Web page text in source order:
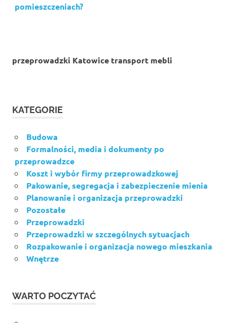
pomieszczeniach?
przeprowadzki Katowice transport mebli
KATEGORIE
Budowa
Formalności, media i dokumenty po
przeprowadzce
Koszt i wybór firmy przeprowadzkowej
Pakowanie, segregacja i zabezpieczenie mienia
Planowanie i organizacja przeprowadzki
Pozostałe
Przeprowadzki
Przeprowadzki w szczególnych sytuacjach
Rozpakowanie i organizacja nowego mieszkania
Wnętrze
WARTO POCZYTAĆ